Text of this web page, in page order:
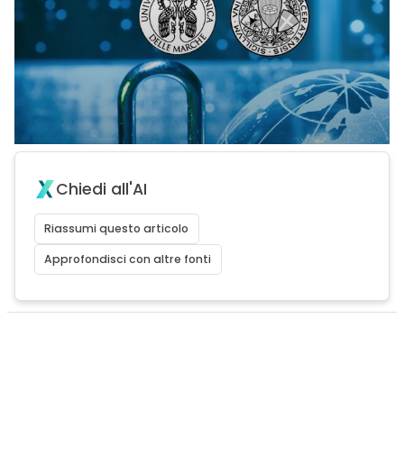
Chiedi all'AI
Riassumi questo articolo
Approfondisci con altre fonti